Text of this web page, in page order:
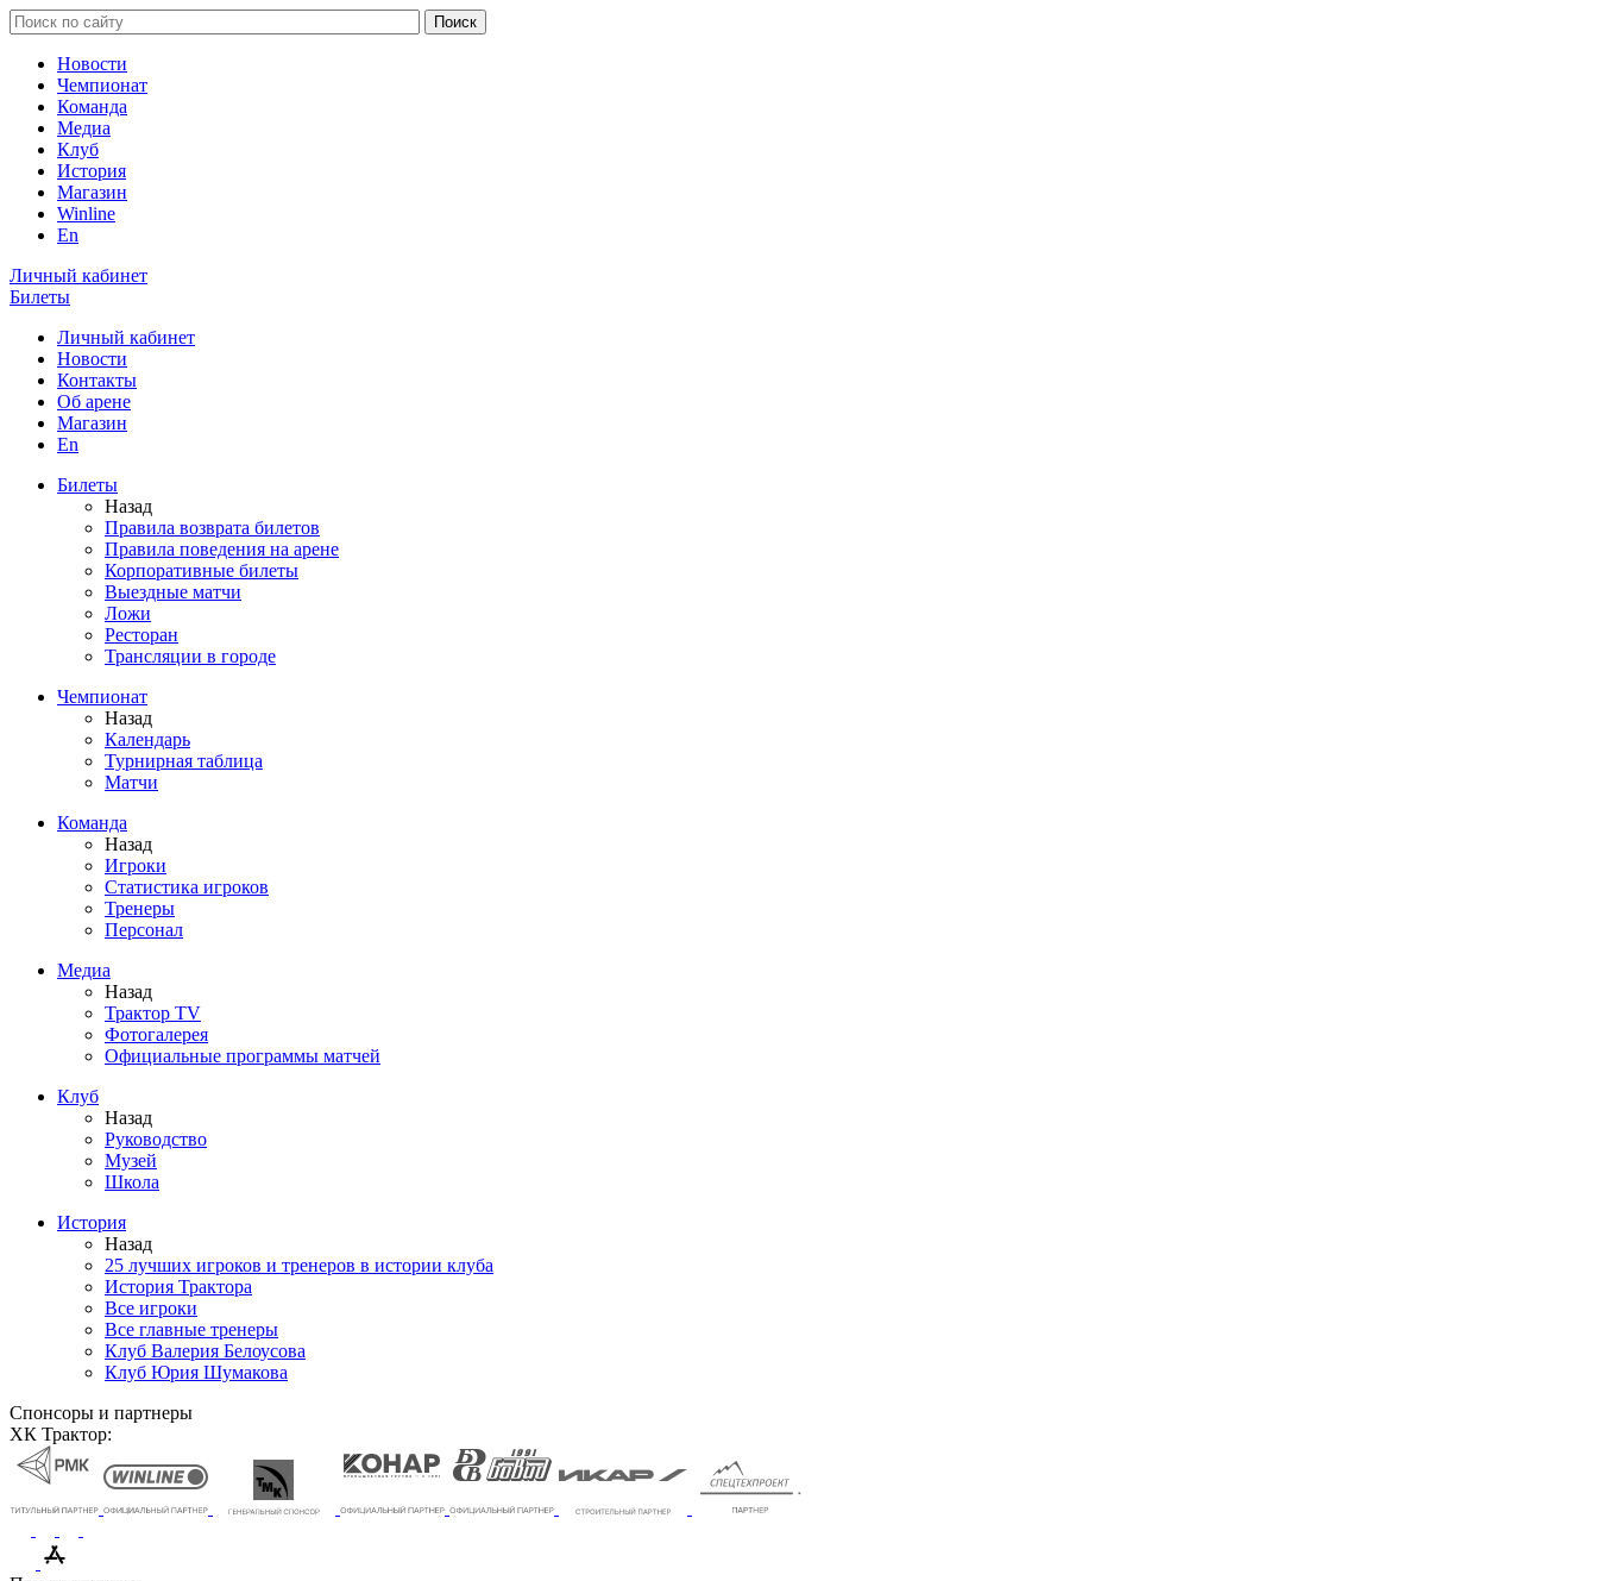
Новости
Чемпионат
Команда
Медиа
Клуб
История
Магазин
Winline
En
Личный кабинет
Билеты
Личный кабинет
Новости
Контакты
Об арене
Магазин
En
Билеты
Назад
Правила возврата билетов
Правила поведения на арене
Корпоративные билеты
Выездные матчи
Ложи
Ресторан
Трансляции в городе
Чемпионат
Назад
Календарь
Турнирная таблица
Матчи
Команда
Назад
Игроки
Статистика игроков
Тренеры
Персонал
Медиа
Назад
Трактор TV
Фотогалерея
Официальные программы матчей
Клуб
Назад
Руководство
Музей
Школа
История
Назад
25 лучших игроков и тренеров в истории клуба
История Трактора
Все игроки
Все главные тренеры
Клуб Валерия Белоусова
Клуб Юрия Шумакова
Спонсоры и партнеры
ХК Трактор: